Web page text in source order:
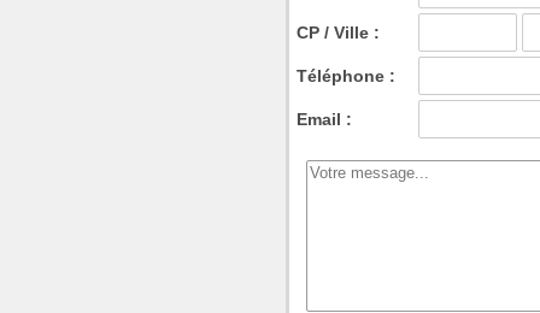
CP / Ville :
Téléphone :
Email :